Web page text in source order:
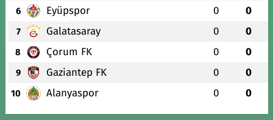
6 Eyüpspor 0 0
7 Galatasaray 0 0
8 Çorum FK 0 0
9 Gaziantep FK 0 0
10 Alanyaspor 0 0